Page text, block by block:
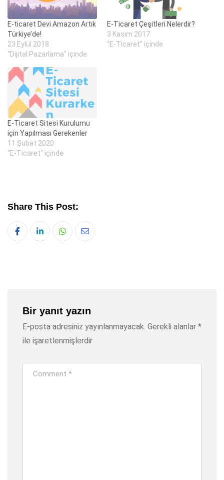
E-ticaret Devi Amazon Artık
Türkiye’de!
23 Eylül 2018
"Dijital Pazarlama" içinde
E-Ticaret Çeşitleri Nelerdir?
3 Kasım 2017
"E-Ticaret" içinde
E-Ticaret Sitesi Kurulumu
için Yapılması Gerekenler
11 Şubat 2020
"E-Ticaret" içinde
Share This Post:
Whatsapp
Share
Bir yanıt yazın
E-posta adresiniz yayınlanmayacak. Gerekli alanlar *
ile işaretlenmişlerdir